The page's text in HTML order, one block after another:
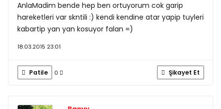
AnlaMadim bende hep ben ortuyorum cok garip
hareketleri var skntili :) kendi kendine atar yapip tuyleri
kabartip yan yan kosuyor falan =)
18.03.2015 23:01
Patile 0 Şikayet Et